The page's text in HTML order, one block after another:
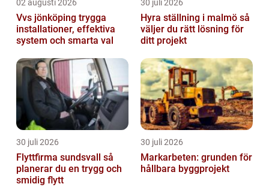
02 augusti 2026
Vvs jönköping trygga
installationer, effektiva
system och smarta val
30 juli 2026
Hyra ställning i malmö så
väljer du rätt lösning för
ditt projekt
30 juli 2026
Flyttfirma sundsvall så
planerar du en trygg och
smidig flytt
30 juli 2026
Markarbeten: grunden för
hållbara byggprojekt